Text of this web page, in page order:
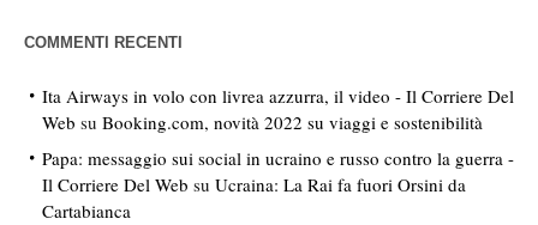
COMMENTI RECENTI
Ita Airways in volo con livrea azzurra, il video - Il Corriere Del
Web su Booking.com, novità 2022 su viaggi e sostenibilità
Papa: messaggio sui social in ucraino e russo contro la guerra -
Il Corriere Del Web su Ucraina: La Rai fa fuori Orsini da
Cartabianca